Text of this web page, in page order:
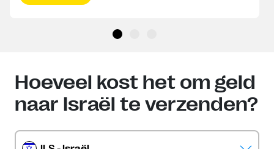
Hoeveel kost het om geld
naar Israël te verzenden?